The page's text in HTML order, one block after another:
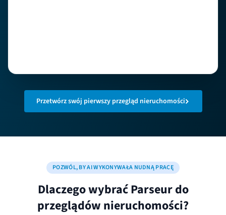
Przetwórz swój pierwszy przegląd nieruchomości
POZWÓL, BY AI WYKONYWAŁA NUDNĄ PRACĘ
Dlaczego wybrać Parseur do
przeglądów nieruchomości?